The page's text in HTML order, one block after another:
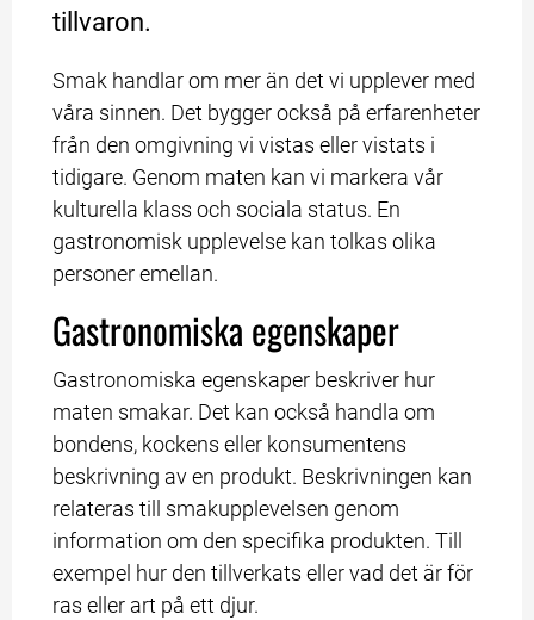
tillvaron.
Smak handlar om mer än det vi upplever med
våra sinnen. Det bygger också på erfarenheter
från den omgivning vi vistas eller vistats i
tidigare. Genom maten kan vi markera vår
kulturella klass och sociala status. En
gastronomisk upplevelse kan tolkas olika
personer emellan.
Gastronomiska egenskaper
Gastronomiska egenskaper beskriver hur
maten smakar. Det kan också handla om
bondens, kockens eller konsumentens
beskrivning av en produkt. Beskrivningen kan
relateras till smakupplevelsen genom
information om den specifika produkten. Till
exempel hur den tillverkats eller vad det är för
ras eller art på ett djur.